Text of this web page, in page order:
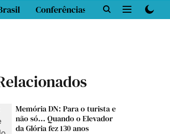
Conferências DN LAB
Memória DN: Para o turista e
não só... Quando o Elevador
da Glória fez 130 anos